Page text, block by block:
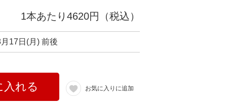
1本あたり4620円（税込）
17日(月) 前後
入れる お気に入りに追加